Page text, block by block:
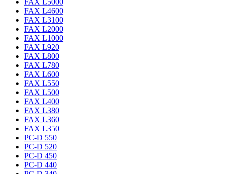
FAX L4600
FAX L3100
FAX L2000
FAX L1000
FAX L920
FAX L800
FAX L780
FAX L600
FAX L550
FAX L500
FAX L400
FAX L380
FAX L360
FAX L350
PC-D 550
PC-D 520
PC-D 450
PC-D 440